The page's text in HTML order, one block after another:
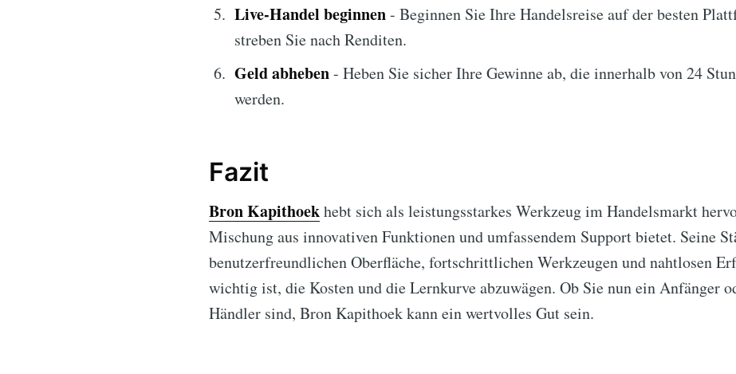
Live-Handel beginnen- Beginnen Sie Ihre Handelsreise auf der besten
streben Sie nach Renditen.
Geld abheben- Heben Sie sicher Ihre Gewinne ab, die innerhalb von 24
werden.
Fazit
Bron Kapithoekhebt sich als leistungsstarkes Werkzeug im Handelsmarkt
Mischung aus innovativen Funktionen und umfassendem Support bietet. Seine
benutzerfreundlichen Oberfläche, fortschrittlichen Werkzeugen und nahtlosen
wichtig ist, die Kosten und die Lernkurve abzuwägen. Ob Sie nun ein Anfänger
Händler sind, Bron Kapithoek kann ein wertvolles Gut sein.